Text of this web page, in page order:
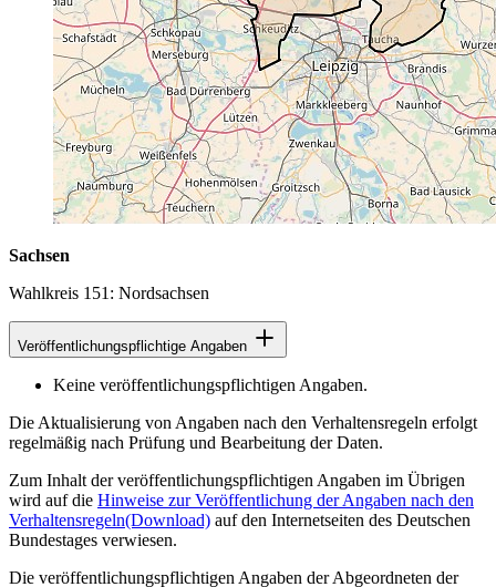
Sachsen
Wahlkreis 151: Nordsachsen
Veröffentlichungspflichtige Angaben
Keine veröffentlichungspflichtigen Angaben.
Die Aktualisierung von Angaben nach den Verhaltensregeln erfolgt
regelmäßig nach Prüfung und Bearbeitung der Daten.
Zum Inhalt der veröffentlichungspflichtigen Angaben im Übrigen
wird auf die Hinweise zur Veröffentlichung der Angaben nach den
Verhaltensregeln(Download) auf den Internetseiten des Deutschen
Bundestages verwiesen.
Die veröffentlichungspflichtigen Angaben der Abgeordneten der